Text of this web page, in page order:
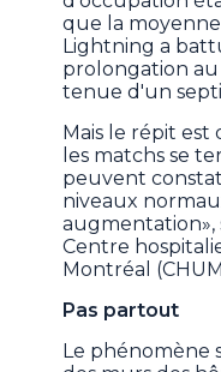
que la moyenne
Lightning a
prolongation
tenue d'un
Mais le répit
les matchs se
peuvent
niveaux
Centre
Montréal
Pas partout
Le phénomène